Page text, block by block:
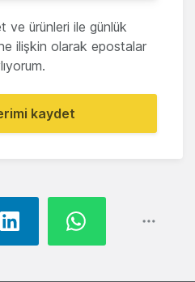
ve ürünleri ile günlük
ilişkin olarak epostalar
kaydet